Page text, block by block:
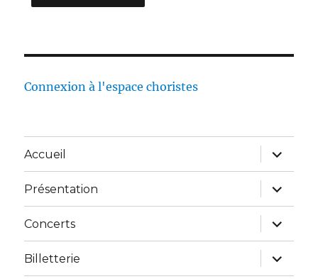
Connexion à l'espace choristes
Accueil
Présentation
Concerts
Billetterie